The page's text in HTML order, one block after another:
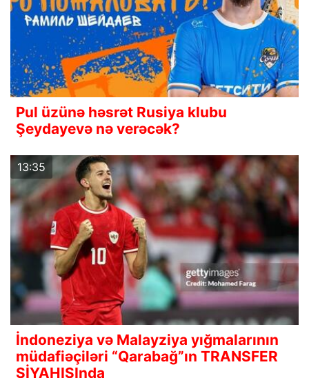
Pul üzünə həsrət Rusiya klubu
Şeydayevə nə verəcək?
13:35
İndoneziya və Malayziya yığmalarının
müdafiəçiləri “Qarabağ”ın TRANSFER
SİYAHISInda